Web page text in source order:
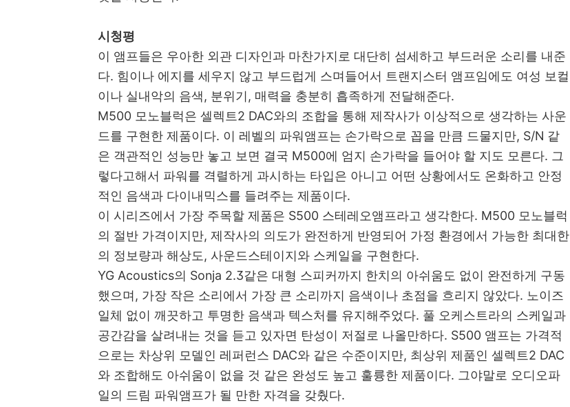
시청평
이 앰프들은 우아한 외관 디자인과 마찬가지로 대단히 섬세하고 부드러운 소리를 내준
다. 힘이나 에지를 세우지 않고 부드럽게 스며들어서 트랜지스터 앰프임에도 여성 보컬
이나 실내악의 음색, 분위기, 매력을 충분히 흡족하게 전달해준다.
M500 모노블럭은 셀렉트2 DAC와의 조합을 통해 제작사가 이상적으로 생각하는 사운
드를 구현한 제품이다. 이 레벨의 파워앰프는 손가락으로 꼽을 만큼 드물지만, S/N 같
은 객관적인 성능만 놓고 보면 결국 M500에 엄지 손가락을 들어야 할 지도 모른다. 그
렇다고해서 파워를 격렬하게 과시하는 타입은 아니고 어떤 상황에서도 온화하고 안정
적인 음색과 다이내믹스를 들려주는 제품이다.
이 시리즈에서 가장 주목할 제품은 S500 스테레오앰프라고 생각한다. M500 모노블럭
의 절반 가격이지만, 제작사의 의도가 완전하게 반영되어 가정 환경에서 가능한 최대한
의 정보량과 해상도, 사운드스테이지와 스케일을 구현한다.
YG Acoustics의 Sonja 2.3같은 대형 스피커까지 한치의 아쉬움도 없이 완전하게 구동
했으며, 가장 작은 소리에서 가장 큰 소리까지 음색이나 초점을 흐리지 않았다. 노이즈
일체 없이 깨끗하고 투명한 음색과 텍스처를 유지해주었다. 풀 오케스트라의 스케일과
공간감을 살려내는 것을 듣고 있자면 탄성이 저절로 나올만하다. S500 앰프는 가격적
으로는 차상위 모델인 레퍼런스 DAC와 같은 수준이지만, 최상위 제품인 셀렉트2 DAC
와 조합해도 아쉬움이 없을 것 같은 완성도 높고 훌륭한 제품이다. 그야말로 오디오파
일의 드림 파워앰프가 될 만한 자격을 갖췄다.